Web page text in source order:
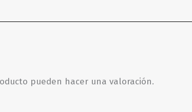
pueden hacer una valoración.